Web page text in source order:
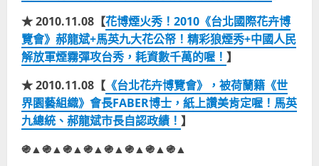
★ 2010.11.08【花博煙火秀！2010《台北國際花卉博
覽會》郝龍斌+馬英九大花公帑！精彩狼煙秀+中國人民
解放軍煙霧彈攻台秀，耗資數千萬的喔！ 】
★ 2010.11.08【 《台北花卉博覽會》，被荷蘭籍《世
界園藝組織》會長FABER博士，紙上讚美肯定喔！馬英
九總統、郝龍斌市長自認政績！ 】
֍▲֍▲֍▲֍▲֍▲֍▲֍▲֍▲